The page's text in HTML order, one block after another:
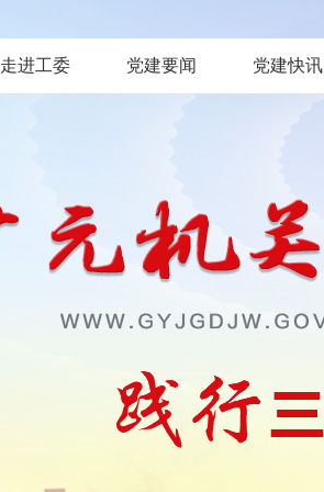
走进工委 党建要闻 党建快讯